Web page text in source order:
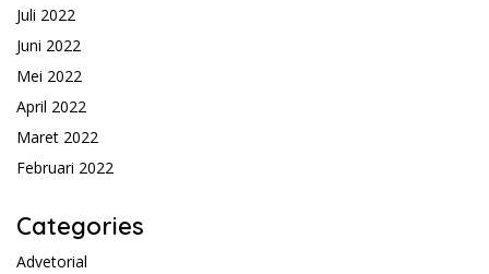
Juli 2022
Juni 2022
Mei 2022
April 2022
Maret 2022
Februari 2022
Categories
Advetorial